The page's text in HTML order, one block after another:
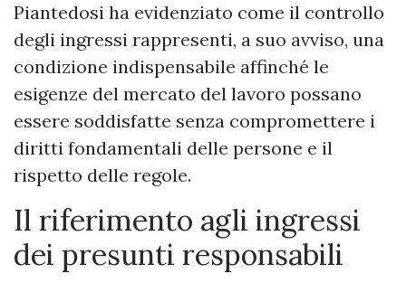
Piantedosi ha evidenziato come il controllo
degli ingressi rappresenti, a suo avviso, una
condizione indispensabile affinché le
esigenze del mercato del lavoro possano
essere soddisfatte senza compromettere i
diritti fondamentali delle persone e il
rispetto delle regole.
Il riferimento agli ingressi
dei presunti responsabili